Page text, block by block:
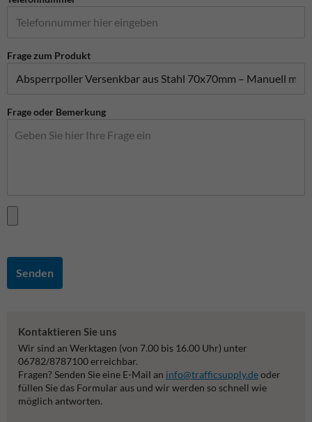
Frage zum Produkt
Frage oder Bemerkung
Senden
Kontaktieren Sie uns
Wir sind an Werktagen (von 7.00 bis 16.00 Uhr) unter
06782/8787100 erreichbar.
Fragen? Senden Sie eine E-Mail an info@trafficsupply.deoder
füllen Sie das Formular aus und wir werden so schnell wie
möglich antworten.